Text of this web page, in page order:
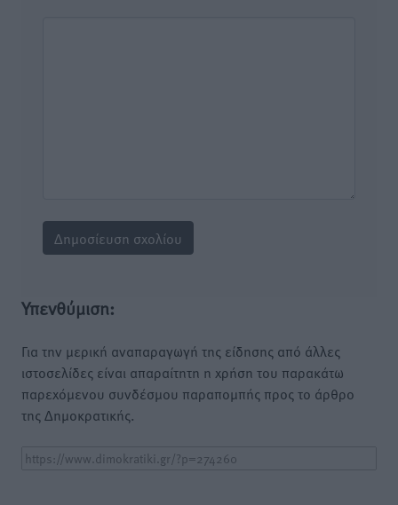
Υπενθύμιση:
Για την μερική αναπαραγωγή της είδησης από άλλες
ιστοσελίδες είναι απαραίτητη η χρήση του παρακάτω
παρεχόμενου συνδέσμου παραπομπής προς το άρθρο
της Δημοκρατικής.